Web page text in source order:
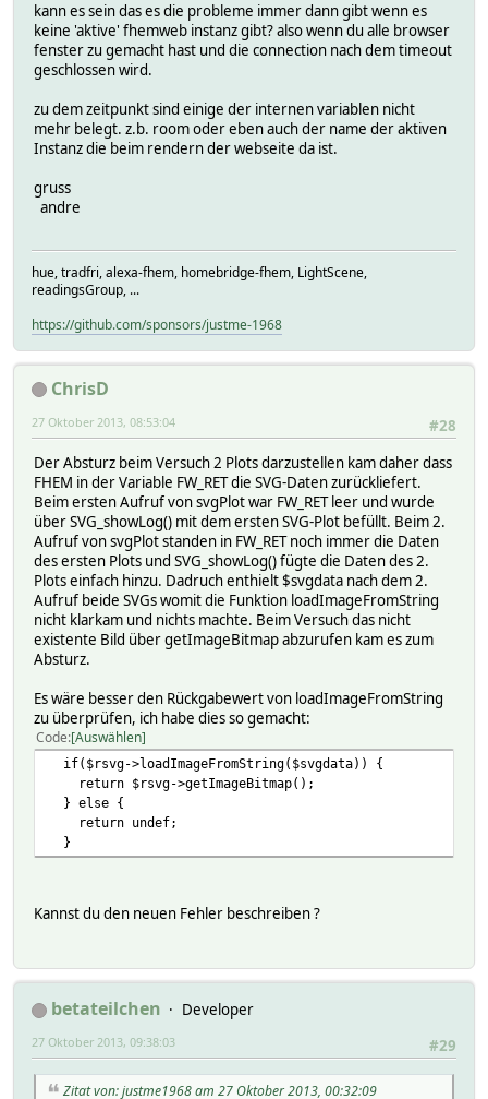
kann es sein das es die probleme immer dann gibt wenn es
keine 'aktive' fhemweb instanz gibt? also wenn du alle browser
fenster zu gemacht hast und die connection nach dem timeout
geschlossen wird.
zu dem zeitpunkt sind einige der internen variablen nicht
mehr belegt. z.b. room oder eben auch der name der aktiven
Instanz die beim rendern der webseite da ist.
gruss
andre
hue, tradfri, alexa-fhem, homebridge-fhem, LightScene,
readingsGroup, ...
https://github.com/sponsors/justme-1968
ChrisD
#28
27 Oktober 2013, 08:53:04
Der Absturz beim Versuch 2 Plots darzustellen kam daher dass
FHEM in der Variable FW_RET die SVG-Daten zurückliefert.
Beim ersten Aufruf von svgPlot war FW_RET leer und wurde
über SVG_showLog() mit dem ersten SVG-Plot befüllt. Beim 2.
Aufruf von svgPlot standen in FW_RET noch immer die Daten
des ersten Plots und SVG_showLog() fügte die Daten des 2.
Plots einfach hinzu. Dadruch enthielt $svgdata nach dem 2.
Aufruf beide SVGs womit die Funktion loadImageFromString
nicht klarkam und nichts machte. Beim Versuch das nicht
existente Bild über getImageBitmap abzurufen kam es zum
Absturz.
Es wäre besser den Rückgabewert von loadImageFromString
zu überprüfen, ich habe dies so gemacht:
Code Auswählen
if($rsvg->loadImageFromString($svgdata)) {
return $rsvg->getImageBitmap();
} else {
return undef;
}
Kannst du den neuen Fehler beschreiben ?
betateilchen
Developer
#29
27 Oktober 2013, 09:38:03
Zitat von: justme1968 am 27 Oktober 2013, 00:32:09